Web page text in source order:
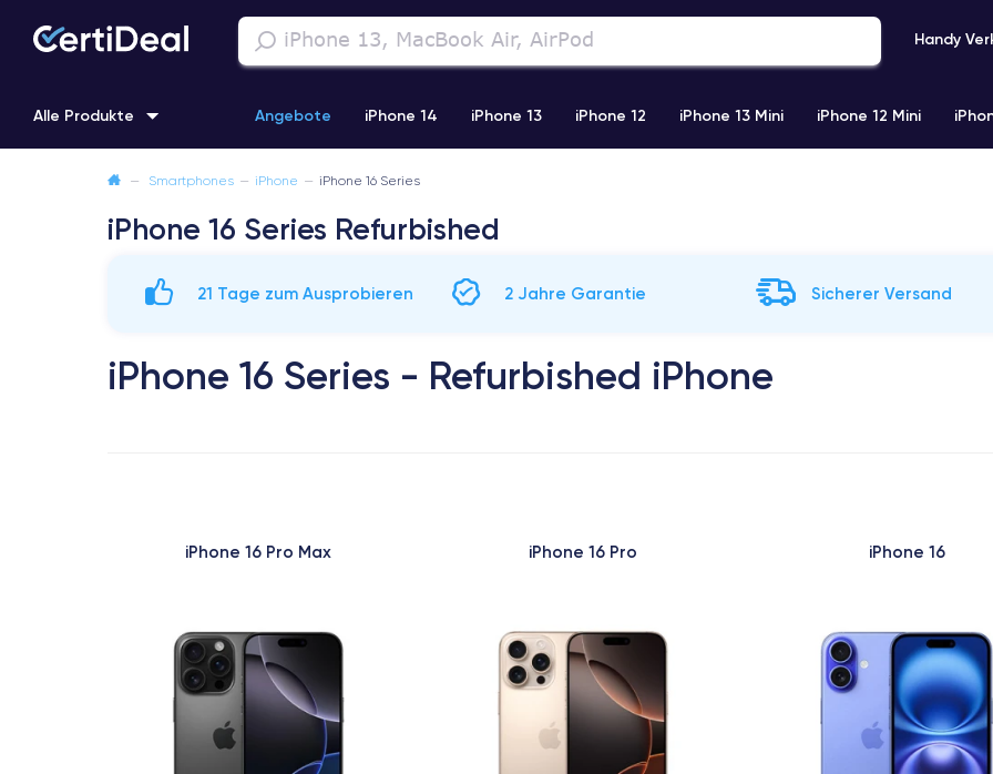
Handy
Alle Produkte Angebote iPhone 14 iPhone 13 iPhone 12 iPhone 13 Mini iPhone 12 Mini
iPhone 12 Pro iPhone XR iPhone SE 2 (2020)
— Smartphones — iPhone — iPhone 16 Series
iPhone 16 Series Refurbished
21 Tage zum Ausprobieren 2 Jahre Garantie Sicherer Versand
iPhone 16 Series - Refurbished iPhone
iPhone 16 Pro Max iPhone 16 Pro iPhone 16